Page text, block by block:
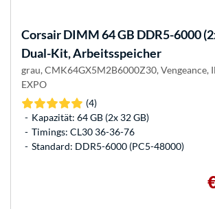
CorsairDIMM 64 GB DDR5-6000
Dual-Kit, Arbeitsspeicher
grau, CMK64GX5M2B6000Z30, Vengeance,
EXPO
(4)
Kapazität: 64 GB (2x 32 GB)
Timings: CL30 36-36-76
Standard: DDR5-6000 (PC5-48000)